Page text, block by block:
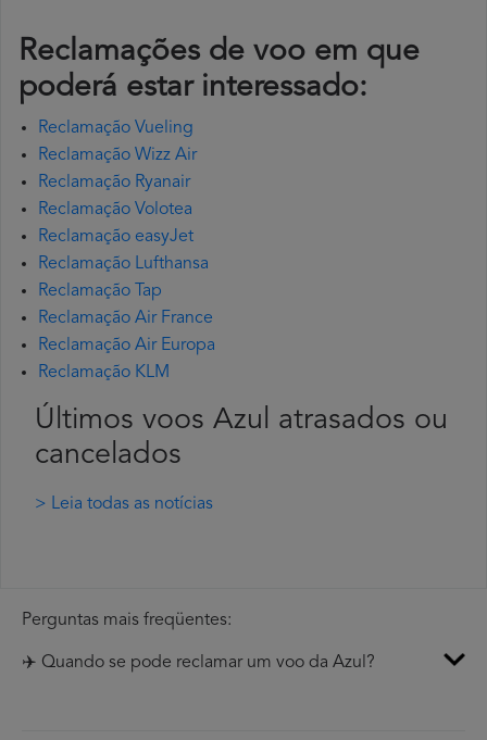
Reclamações de voo em que
poderá estar interessado:
Reclamação Vueling
Reclamação Wizz Air
Reclamação Ryanair
Reclamação Volotea
Reclamação easyJet
Reclamação Lufthansa
Reclamação Tap
Reclamação Air France
Reclamação Air Europa
Reclamação KLM
Últimos voos Azul atrasados ou
cancelados
> Leia todas as notícias
Perguntas mais freqüentes:
✈️ Quando se pode reclamar um voo da Azul?